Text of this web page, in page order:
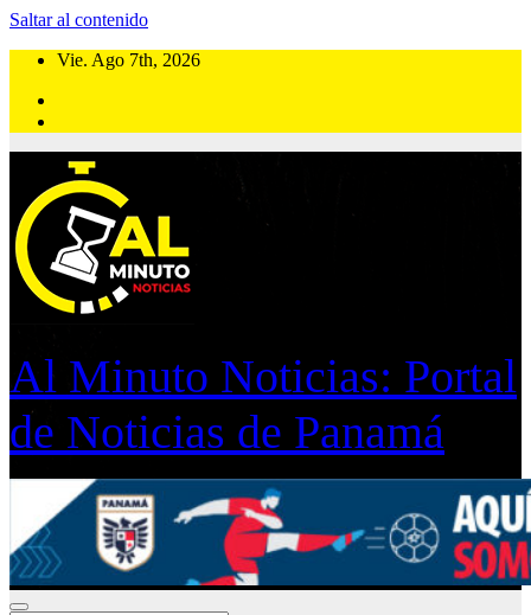
Saltar al contenido
Vie. Ago 7th, 2026
Al Minuto Noticias: Portal
de Noticias de Panamá